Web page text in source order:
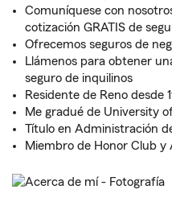
Comuníquese con
cotización GRATIS de
Ofrecemos seguros de
Llámenos para obtener
seguro de inquilinos
Residente de Reno desde
Me gradué de University
Título en Administración
Miembro de Honor Club y